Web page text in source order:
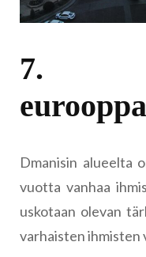
7.
Dmanisin alueelta
vuotta vanhaa
uskotaan olevan
varhaisten ihmisten